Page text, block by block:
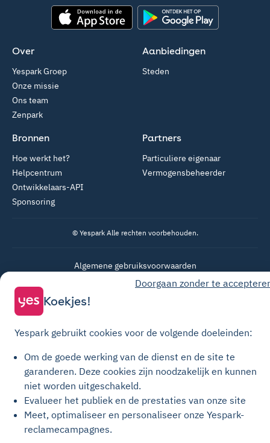
Over
Yespark Groep
Onze missie
Ons team
Zenpark
Aanbiedingen
Steden
Partners
Particuliere eigenaar
Vermogensbeheerder
Bronnen
Hoe werkt het?
Helpcentrum
Ontwikkelaars-API
Sponsoring
© Yespark Alle rechten voorbehouden.
Algemene gebruiksvoorwaarden
Algemene Verkoopvoorwaarden Parkeren
Algemene verkoopvoorwaarden voor opwaarderingen
Cookiebeleid
Cookie-instellingen
Juridische kennisgeving
Transparantiehandvest
Doorgaan zonder te
Koekjes!
Yespark gebruikt cookies voor de volgende doeleinden:
Om de goede werking van de dienst en de site te
garanderen. Deze cookies zijn noodzakelijk en kunnen
niet worden uitgeschakeld.
Evalueer het publiek en de prestaties van onze site
Meet, optimaliseer en personaliseer onze Yespark-
reclamecampagnes.